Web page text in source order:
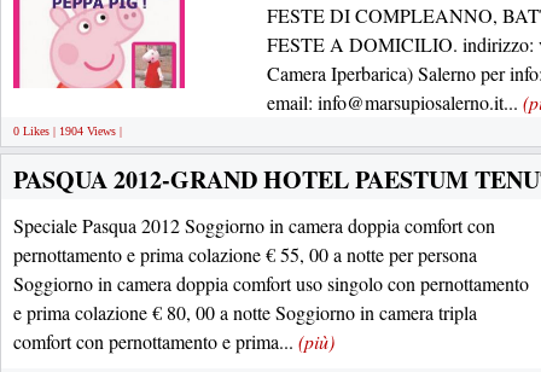
FESTE DI COMPLEANNO,
FESTE A DOMICILIO. indirizzo:
Camera Iperbarica) Salerno per
email: info@marsupiosalerno.it...
0 Likes | 1904 Views |
PASQUA 2012-GRAND HOTEL PAESTUM
Speciale Pasqua 2012 Soggiorno in camera doppia comfort con
pernottamento e prima colazione € 55, 00 a notte per persona
Soggiorno in camera doppia comfort uso singolo con pernottamento
e prima colazione € 80, 00 a notte Soggiorno in camera tripla
comfort con pernottamento e prima... (più)